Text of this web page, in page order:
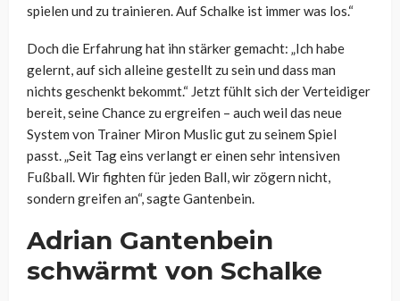
spielen und zu trainieren. Auf Schalke ist immer was los.“
Doch die Erfahrung hat ihn stärker gemacht: „Ich habe
gelernt, auf sich alleine gestellt zu sein und dass man
nichts geschenkt bekommt.“ Jetzt fühlt sich der Verteidiger
bereit, seine Chance zu ergreifen – auch weil das neue
System von Trainer Miron Muslic gut zu seinem Spiel
passt. „Seit Tag eins verlangt er einen sehr intensiven
Fußball. Wir fighten für jeden Ball, wir zögern nicht,
sondern greifen an“, sagte Gantenbein.
Adrian Gantenbein
schwärmt von Schalke